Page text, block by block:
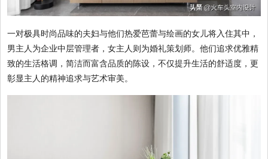
一对极具时尚品味的夫妇与他们热爱芭蕾与绘画的女儿将入住其中，
男主人为企业中层管理者，女主人则为婚礼策划师。他们追求优雅精
致的生活格调，简洁而富含品质的陈设，不仅提升生活的舒适度，更
彰显主人的精神追求与艺术审美。